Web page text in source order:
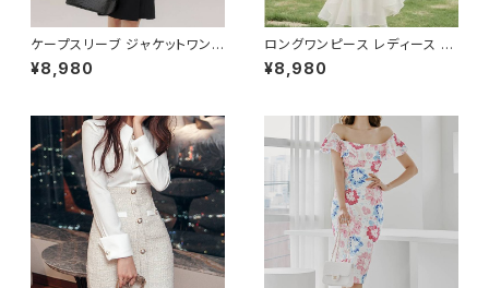
ケープスリーブ ジャケットワンピ
ース ベルト付き ワンピース レデ
ィース 長袖 襟付き タイト スー
ート 二次会 結婚式 春 夏 秋 冬
お呼ばれ ブラック ベージュ お
しゃれ 高見え 20代 30代 40代
フォーマル 体型カバー 人気 トレ
ンド C-OSS0136
¥8,980
ロングワンピース レディース シ
フォン フリル ハイネック ノース
リーブ フレア Aライン エレガン
秋 冬 お呼ばれ デート 食事会
フォーマル リゾート パーティー
人気 大人可愛い ホワイト C-O
¥8,980